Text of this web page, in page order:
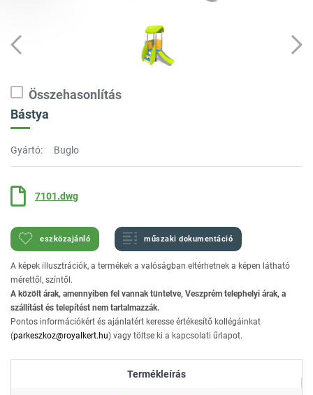
Összehasonlítás
Bástya
Gyártó: Buglo
7101.dwg
eszközajánló műszaki dokumentáció
A képek illusztrációk, a termékek a valóságban eltérhetnek a képen látható
mérettől, színtől.
A közölt árak, amennyiben fel vannak tüntetve, Veszprém telephelyi árak, a
szállítást és telepítést nem tartalmazzák.
Pontos információkért és ajánlatért keresse értékesítő kollégáinkat
(parkeszkoz@royalkert.hu) vagy töltse ki a kapcsolati űrlapot.
Termékleírás